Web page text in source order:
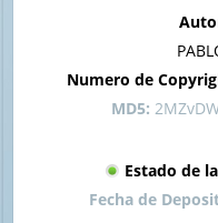
Numero de
MD5:
Estado de
Fecha de